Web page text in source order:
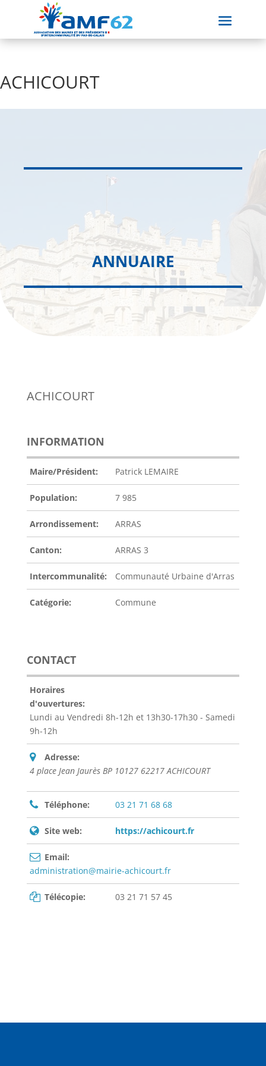
ACHICOURT
ANNUAIRE
ACHICOURT
INFORMATION
Maire/Président: Patrick LEMAIRE
Population: 7 985
Arrondissement: ARRAS
Canton: ARRAS 3
Intercommunalité: Communauté Urbaine d'Arras
Catégorie: Commune
CONTACT
Horaires
d'ouvertures:
Lundi au Vendredi 8h-12h et 13h30-17h30 - Samedi
9h-12h
Adresse:
4 place Jean Jaurès BP 10127 62217 ACHICOURT
Téléphone: 03 21 71 68 68
Site web: https://achicourt.fr
Email:
administration@mairie-achicourt.fr
Télécopie: 03 21 71 57 45